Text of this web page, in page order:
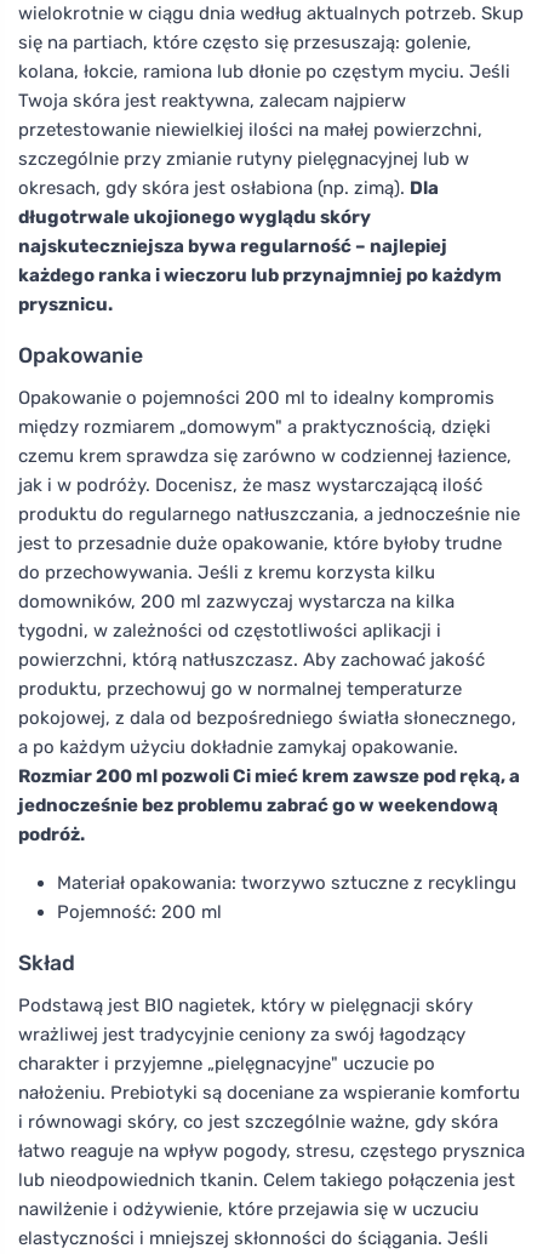
wielokrotnie w ciągu dnia według aktualnych potrzeb. Skup
się na partiach, które często się przesuszają: golenie,
kolana, łokcie, ramiona lub dłonie po częstym myciu. Jeśli
Twoja skóra jest reaktywna, zalecam najpierw
przetestowanie niewielkiej ilości na małej powierzchni,
szczególnie przy zmianie rutyny pielęgnacyjnej lub w
okresach, gdy skóra jest osłabiona (np. zimą). Dla
długotrwale ukojionego wyglądu skóry
najskuteczniejsza bywa regularność – najlepiej
każdego ranka i wieczoru lub przynajmniej po każdym
prysznicu.
Opakowanie
Opakowanie o pojemności 200 ml to idealny kompromis
między rozmiarem „domowym" a praktycznością, dzięki
czemu krem sprawdza się zarówno w codziennej łazience,
jak i w podróży. Docenisz, że masz wystarczającą ilość
produktu do regularnego natłuszczania, a jednocześnie nie
jest to przesadnie duże opakowanie, które byłoby trudne
do przechowywania. Jeśli z kremu korzysta kilku
domowników, 200 ml zazwyczaj wystarcza na kilka
tygodni, w zależności od częstotliwości aplikacji i
powierzchni, którą natłuszczasz. Aby zachować jakość
produktu, przechowuj go w normalnej temperaturze
pokojowej, z dala od bezpośredniego światła słonecznego,
a po każdym użyciu dokładnie zamykaj opakowanie.
Rozmiar 200 ml pozwoli Ci mieć krem zawsze pod ręką, a
jednocześnie bez problemu zabrać go w weekendową
podróż.
Materiał opakowania: tworzywo sztuczne z recyklingu
Pojemność: 200 ml
Skład
Podstawą jest BIO nagietek, który w pielęgnacji skóry
wrażliwej jest tradycyjnie ceniony za swój łagodzący
charakter i przyjemne „pielęgnacyjne" uczucie po
nałożeniu. Prebiotyki są doceniane za wspieranie komfortu
i równowagi skóry, co jest szczególnie ważne, gdy skóra
łatwo reaguje na wpływ pogody, stresu, częstego prysznica
lub nieodpowiednich tkanin. Celem takiego połączenia jest
nawilżenie i odżywienie, które przejawia się w uczuciu
elastyczności i mniejszej skłonności do ściągania. Jeśli